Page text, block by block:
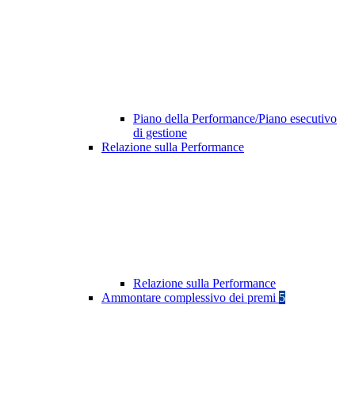
Piano della Performance/Piano esecutivo
di gestione
Relazione sulla Performance
Relazione sulla Performance
Ammontare complessivo dei premi 5